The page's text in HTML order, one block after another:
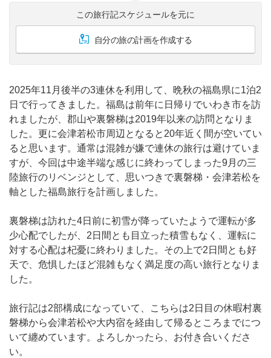
この旅行記スケジュールを元に
自分の旅の計画を作成する
2025年11月後半の3連休を利用して、晩秋の福島県に1泊2
日で行ってきました。福島は前年に日帰りでいわき市を訪
れましたが、郡山や裏磐梯は2019年以来の訪問となりま
した。更に会津若松市周辺となると20年近く間が空いてい
ると思います。通常は混雑が嫌で連休の旅行は避けていま
すが、今回は中途半端な感じに終わってしまった9月の三
陸旅行のリベンジとして、思いつきで裏磐梯・会津若松を
軸とした福島旅行を計画しました。
裏磐梯は訪れた4日前に初雪が降っていたようで運転が多
少心配でしたが、2日間とも目立った積雪もなく、運転に
対する心配は杞憂に終わりました。その上で2日間とも好
天で、危惧したほど混雑もなく満足度の高い旅行となりま
した。
旅行記は2部構成になっていて、こちらは2日目の休暇村裏
磐梯から会津若松や大内宿を経由して帰るところまでにつ
いて纏めています。よろしかったら、お付き合いくださ
い。